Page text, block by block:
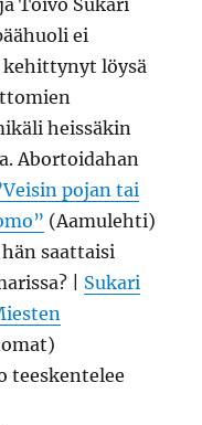
Toivo Sukari
ei
kehittynyt löysä
heissäkin
Abortoidahan
pojan tai
(Aamulehti)
saattaisi
| Sukari
teeskentelee